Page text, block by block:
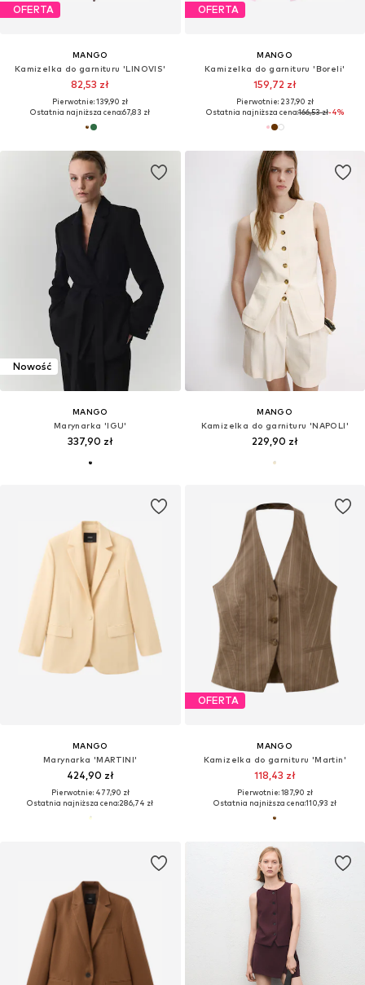
OFERTA
MANGO
Kamizelka do garnituru 'LINOVIS'
82,53 zł
Pierwotnie: 139,90 zł
Ostatnia najniższa cena:67,83 zł
OFERTA
MANGO
Kamizelka do garnituru 'Boreli'
159,72 zł
Pierwotnie: 237,90 zł
Ostatnia najniższa cena:166,53 zł-4%
Nowość
MANGO
Marynarka 'IGU'
337,90 zł
MANGO
Kamizelka do garnituru 'NAPOLI'
229,90 zł
MANGO
Marynarka 'MARTINI'
424,90 zł
Pierwotnie: 477,90 zł
Ostatnia najniższa cena:286,74 zł
OFERTA
MANGO
Kamizelka do garnituru 'Martin'
118,43 zł
Pierwotnie: 187,90 zł
Ostatnia najniższa cena:110,93 zł